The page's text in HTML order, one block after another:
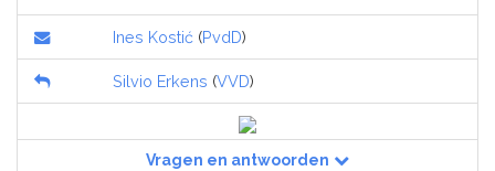
Ines Kostić (PvdD)
Silvio Erkens (VVD)
Vragen en antwoorden